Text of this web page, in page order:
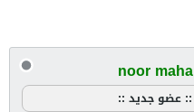
noor maha
:: عضو جديد ::